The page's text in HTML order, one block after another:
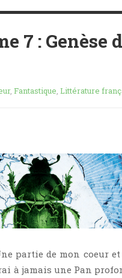
7 : Genèse
, Fantastique, Littérature
partie de mon coeur
à jamais une Pan